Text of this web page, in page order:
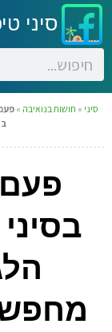
סיני
סיני » חושות בנואיבה »